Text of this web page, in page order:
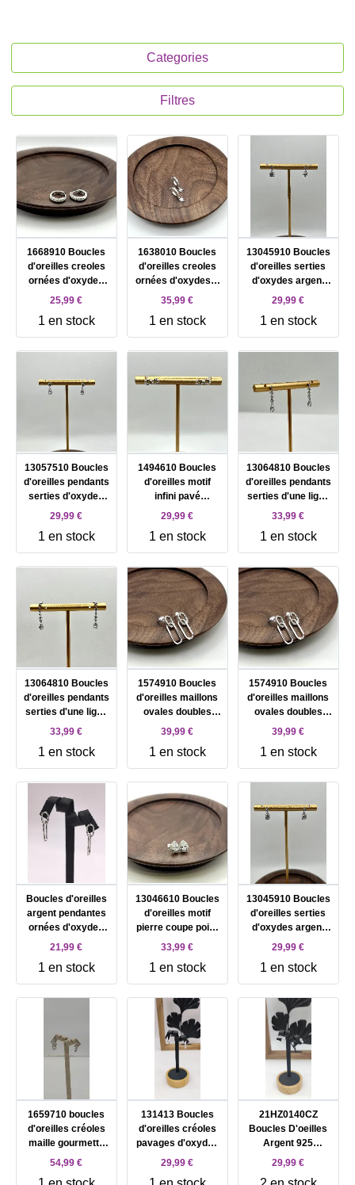
Categories
Filtres
1668910 Boucles
d'oreilles creoles
ornées d'oxydes
argent 925
1,73g Argent 925
Millième (22 CT)
1,73g
25,99 €
1 en stock
1638010 Boucles
d'oreilles creoles
ornées d'oxydes à
pendentifs etoiles
Millième (22 ct)
1,32g Argent 925
Millième (22 CT)
35,99 €
1 en stock
13045910 Boucles
d'oreilles serties
d'oxydes argent
925 Millième (22 ct)
Millième (22 CT)
1,8g
29,99 €
1 en stock
13057510 Boucles
d'oreilles pendants
serties d'oxydes
argent 925
1,14g Argent 925
Millième (22 CT)
1,14g
29,99 €
1 en stock
1494610 Boucles
d'oreilles motif
infini pavé
d'oxydes argent
1,13g Argent 925
Millième (22 CT)
1,13g
29,99 €
1 en stock
13064810 Boucles
d'oreilles pendants
serties d'une ligne
d'oxydes argent
1,3g Argent 925
Millième (22 CT)
1,3g
33,99 €
1 en stock
13064810 Boucles
d'oreilles pendants
serties d'une ligne
d'oxydes argent
1,3g Argent 925
Millième (22 CT)
1,3g
33,99 €
1 en stock
1574910 Boucles
d'oreilles maillons
ovales doubles
dont un pavé
925 Millième (22 ct)
1,81g Argent 925
Millième (22 CT)
1,81g
39,99 €
1 en stock
1574910 Boucles
d'oreilles maillons
ovales doubles
dont un pavé
925 Millième (22 ct)
1,81g Argent 925
Millième (22 CT)
39,99 €
1 en stock
Boucles d'oreilles
argent pendantes
ornées d'oxydes
Argent 925
2,10g
21,99 €
1 en stock
13046610 Boucles
d'oreilles motif
pierre coupe poire
et entourée
925 Millième (22 ct)
1,6g Argent 925
Millième (22 CT)
1,6g
33,99 €
1 en stock
13045910 Boucles
d'oreilles serties
d'oxydes argent
925 Millième (22 ct)
29,99 €
1 en stock
1659710 boucles
d'oreilles créoles
maille gourmette
carrées
54,99 €
131413 Boucles
d'oreilles créoles
pavages d'oxydes
Argent 925
29,99 €
21HZ0140CZ
Boucles D'oeilles
Argent 925
Eventail Oxydes
29,99 €